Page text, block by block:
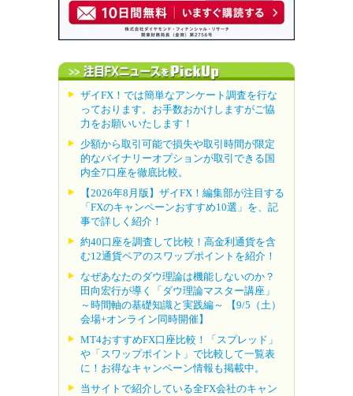
ザイFX！では簡単なアンケート調査を行な
っております。お手数おかけしますがご協
力をお願いいたします！
少額から取引可能で損失や取引時間が限定
的なバイナリーオプションが取引できる国
内全7口座を徹底比較。
【2026年8月版】ザイFX！編集部が注目する
「FXのキャンペーンおすすめ10選」を、記
事で詳しく紹介！
約40口座を調査して比較！高金利通貨を含
む12通貨ペアのスワップポイントを紹介！
なぜあなたのダウ理論は機能しないのか？
田向宏行が導く「ダウ理論マスター講座」
～時間軸の基礎知識と実践編～ 【9/5（土）
会場+オンライン同時開催】
MT4おすすめFX口座比較！「スプレッド」
や「スワップポイント」で比較して一覧表
に！お得なキャンペーン情報も掲載中。
当サイトで紹介している全FX会社のキャン